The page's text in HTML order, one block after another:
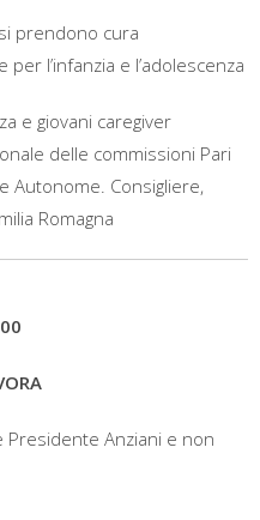
prendono cura
l’infanzia e l’adolescenza
e giovani caregiver
delle commissioni Pari
Autonome. Consigliere,
Romagna
Presidente Anziani e non